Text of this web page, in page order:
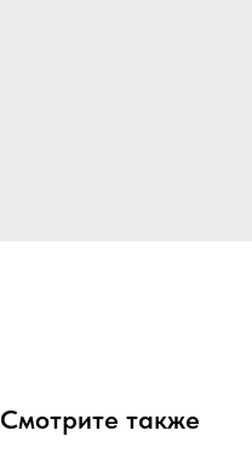
Смотрите также